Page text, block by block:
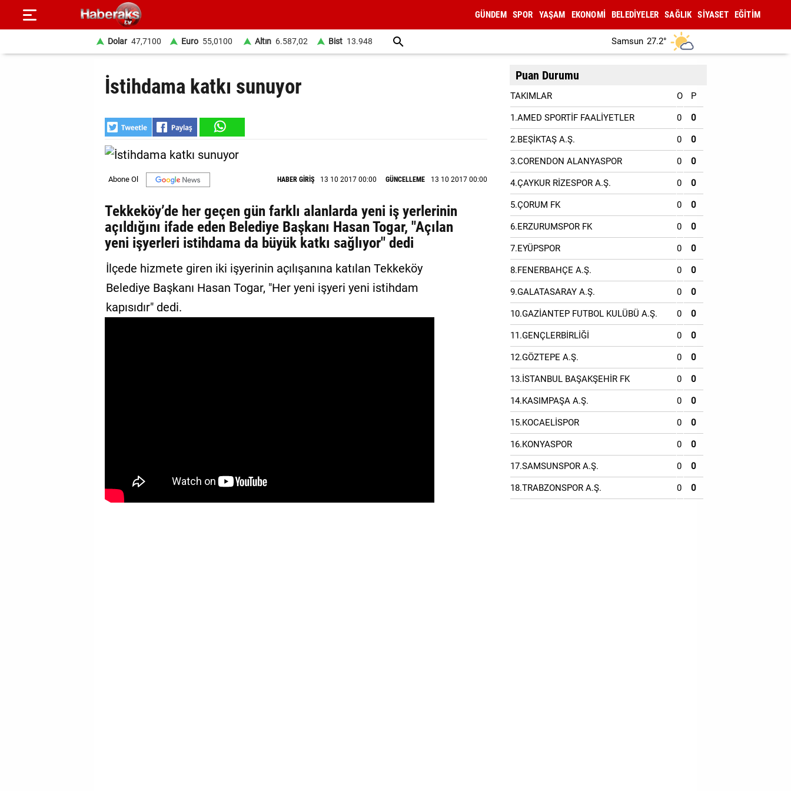
GÜNDEM SPOR YAŞAM EKONOMİ BELEDİYELER SAĞLIK SİYASET EĞİTİM
Dolar 47,7100 Euro 55,0100 Altın 6.587,02 Bist 13.948 Samsun 27.2°
İstihdama katkı sunuyor
HABER GİRİŞ 13 10 2017 00:00 GÜNCELLEME 13 10 2017 00:00
Tekkeköy’de her geçen gün farklı alanlarda yeni iş yerlerinin
açıldığını ifade eden Belediye Başkanı Hasan Togar, "Açılan
yeni işyerleri istihdama da büyük katkı sağlıyor" dedi
İlçede hizmete giren iki işyerinin açılışanına katılan Tekkeköy
Belediye Başkanı Hasan Togar, "Her yeni işyeri yeni istihdam
kapısıdır" dedi.
Puan Durumu
TAKIMLAR O P
1.AMED SPORTİF FAALİYETLER 0 0
2.BEŞİKTAŞ A.Ş. 0 0
3.CORENDON ALANYASPOR 0 0
4.ÇAYKUR RİZESPOR A.Ş. 0 0
5.ÇORUM FK 0 0
6.ERZURUMSPOR FK 0 0
7.EYÜPSPOR 0 0
8.FENERBAHÇE A.Ş. 0 0
9.GALATASARAY A.Ş. 0 0
10.GAZİANTEP FUTBOL KULÜBÜ A.Ş. 0 0
11.GENÇLERBİRLİĞİ 0 0
12.GÖZTEPE A.Ş. 0 0
13.İSTANBUL BAŞAKŞEHİR FK 0 0
14.KASIMPAŞA A.Ş. 0 0
15.KOCAELİSPOR 0 0
16.KONYASPOR 0 0
17.SAMSUNSPOR A.Ş. 0 0
18.TRABZONSPOR A.Ş. 0 0